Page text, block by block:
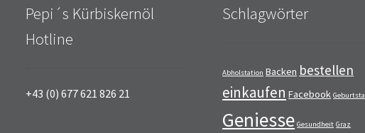
Pepi´s Kürbiskernöl
Hotline
+43 (0) 677 621 826 21
Schlagwörter
Abholstation Backen bestellen
einkaufen Facebook
Geniesse Gesundheit Graz